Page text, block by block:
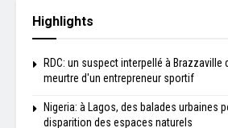
Highlights
RDC: un suspect interpellé à Brazzaville
meurtre d'un entrepreneur sportif
Nigeria: à Lagos, des balades urbaines
disparition des espaces naturels